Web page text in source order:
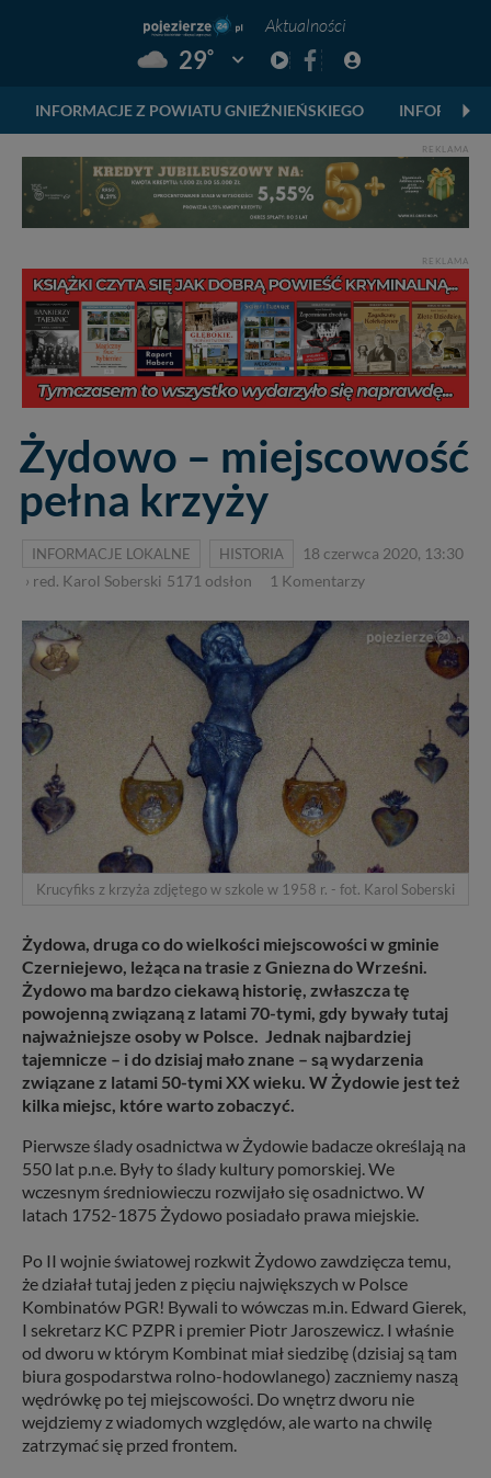
Aktualności
29° Pogoda: Gniezno
INFORMACJE Z POWIATU GNIEŹNIEŃSKIEGO
REKLAMA
REKLAMA
Żydowo – miejscowość
pełna krzyży
INFORMACJE LOKALNE HISTORIA
18 czerwca 2020, 13:30
› red. Karol Soberski 5171 odsłon 1 Komentarzy
Krucyfiks z krzyża zdjętego w szkole w 1958 r. - fot. Karol Soberski
Żydowa, druga co do wielkości miejscowości w gminie
Czerniejewo, leżąca na trasie z Gniezna do Wrześni.
Żydowo ma bardzo ciekawą historię, zwłaszcza tę
powojenną związaną z latami 70-tymi, gdy bywały tutaj
najważniejsze osoby w Polsce. Jednak najbardziej
tajemnicze – i do dzisiaj mało znane – są wydarzenia
związane z latami 50-tymi XX wieku. W Żydowie jest też
kilka miejsc, które warto zobaczyć.
Pierwsze ślady osadnictwa w Żydowie badacze określają na
550 lat p.n.e. Były to ślady kultury pomorskiej. We
wczesnym średniowieczu rozwijało się osadnictwo. W
latach 1752-1875 Żydowo posiadało prawa miejskie.
Po II wojnie światowej rozkwit Żydowo zawdzięcza temu,
że działał tutaj jeden z pięciu największych w Polsce
Kombinatów PGR! Bywali to wówczas m.in. Edward Gierek,
I sekretarz KC PZPR i premier Piotr Jaroszewicz. I właśnie
od dworu w którym Kombinat miał siedzibę (dzisiaj są tam
biura gospodarstwa rolno-hodowlanego) zaczniemy naszą
wędrówkę po tej miejscowości. Do wnętrz dworu nie
wejdziemy z wiadomych względów, ale warto na chwilę
zatrzymać się przed frontem.